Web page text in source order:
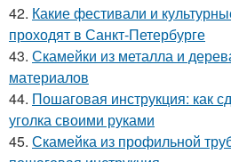
42. Какие фестивали и
проходят в Санкт-Петербурге
43. Скамейки из металла и
материалов
44. Пошаговая инструкция: как
уголка своими руками
45. Скамейка из профильной